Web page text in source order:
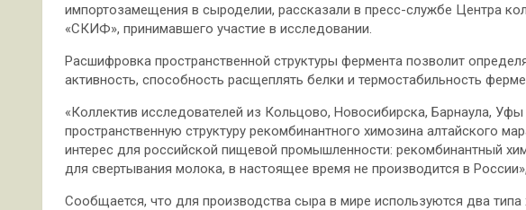
импортозамещения в сыроделии, рассказали в пресс-службе Центра
«СКИФ», принимавшего участие в исследовании.
Расшифровка пространственной структуры фермента позволит
активность, способность расщеплять белки и термостабильность
«Коллектив исследователей из Кольцово, Новосибирска, Барнаула,
пространственную структуру рекомбинантного химозина алтайского
интерес для российской пищевой промышленности: рекомбинантный
для свертывания молока, в настоящее время не производится в
Сообщается, что для производства сыра в мире используются два